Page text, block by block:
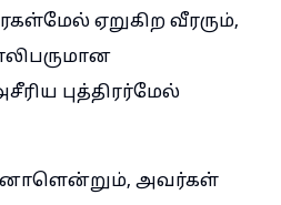
ஏறுகிற வீரரும்,
புத்திரர்மேல்
அவர்கள்